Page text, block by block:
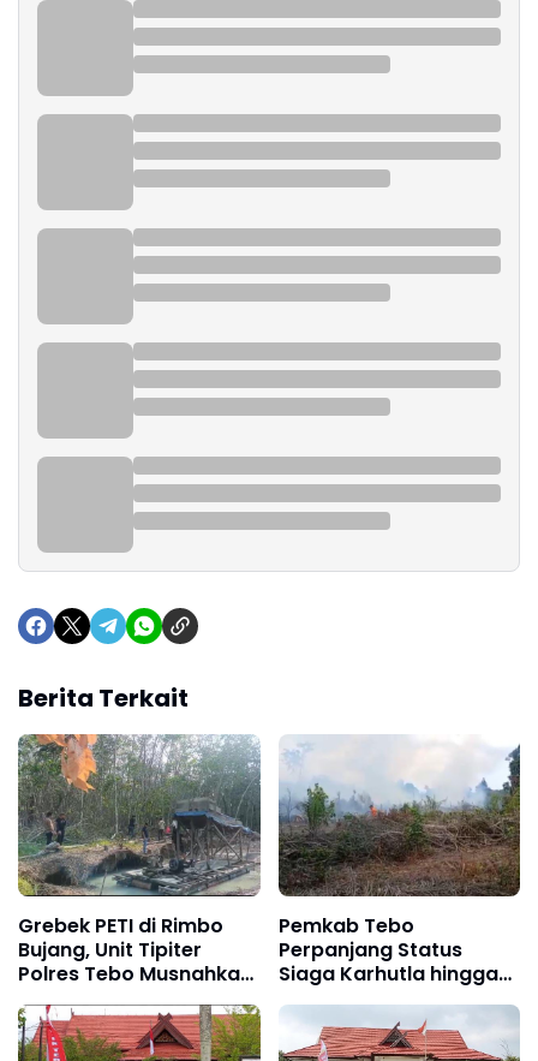
Berita Terkait
Grebek PETI di Rimbo
Bujang, Unit Tipiter
Polres Tebo Musnahkan
Tiga Rakit Dompeng
dengan Cara Dibakar
Pemkab Tebo
Perpanjang Status
Siaga Karhutla hingga
Akhir Agustus 2026,
Waspada Potensi
Kebakaran Lahan